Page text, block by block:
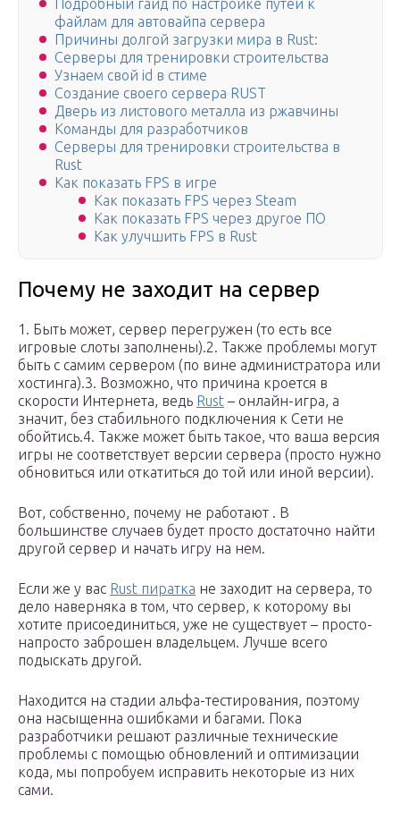
Подробный гайд по настройке путей к
файлам для автовайпа сервера
Причины долгой загрузки мира в Rust:
Серверы для тренировки строительства
Узнаем свой id в стиме
Создание своего сервера RUST
Дверь из листового металла из ржавчины
Команды для разработчиков
Серверы для тренировки строительства в
Rust
Как показать FPS в игре
Как показать FPS через Steam
Как показать FPS через другое ПО
Как улучшить FPS в Rust
Почему не заходит на сервер
1. Быть может, сервер перегружен (то есть все
игровые слоты заполнены).2. Также проблемы могут
быть с самим сервером (по вине администратора или
хостинга).3. Возможно, что причина кроется в
скорости Интернета, ведь Rust – онлайн-игра, а
значит, без стабильного подключения к Сети не
обойтись.4. Также может быть такое, что ваша версия
игры не соответствует версии сервера (просто нужно
обновиться или откатиться до той или иной версии).
Вот, собственно, почему не работают . В
большинстве случаев будет просто достаточно найти
другой сервер и начать игру на нем.
Если же у вас Rust пиратка не заходит на сервера, то
дело наверняка в том, что сервер, к которому вы
хотите присоединиться, уже не существует – просто-
напросто заброшен владельцем. Лучше всего
подыскать другой.
Находится на стадии альфа-тестирования, поэтому
она насыщенна ошибками и багами. Пока
разработчики решают различные технические
проблемы с помощью обновлений и оптимизации
кода, мы попробуем исправить некоторые из них
сами.